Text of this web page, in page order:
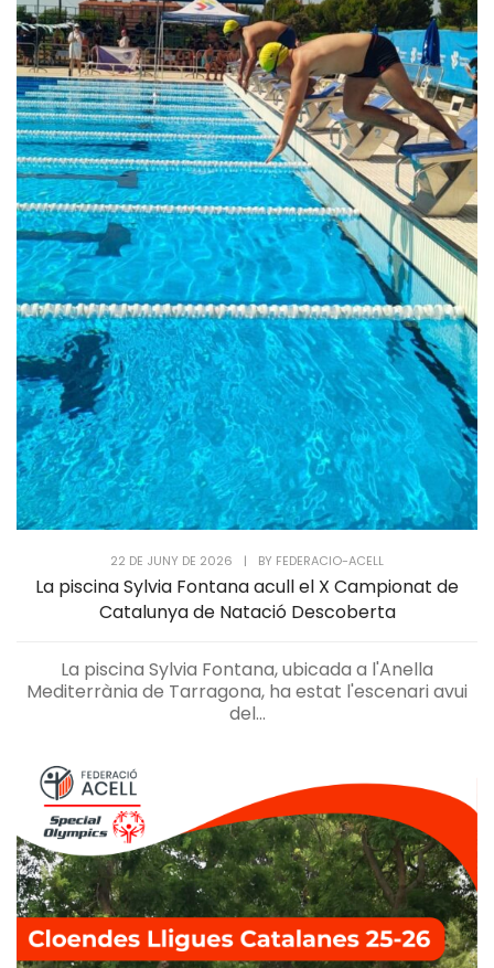
22 DE JUNY DE 2026 | BY FEDERACIO-ACELL
La piscina Sylvia Fontana acull el X Campionat de
Catalunya de Natació Descoberta
La piscina Sylvia Fontana, ubicada a l'Anella
Mediterrània de Tarragona, ha estat l'escenari avui
del...